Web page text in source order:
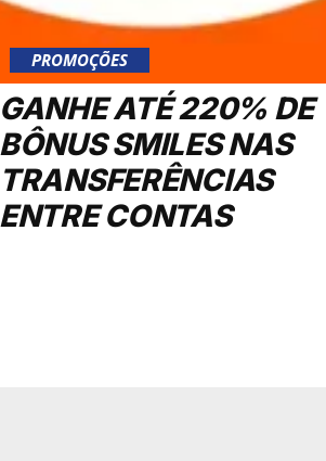
PROMOÇÕES
GANHE ATÉ 220% DE
BÔNUS SMILES NAS
TRANSFERÊNCIAS
ENTRE CONTAS